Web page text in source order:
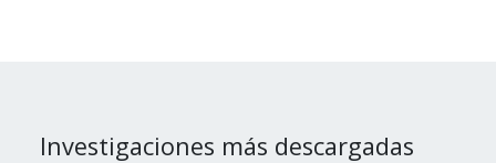
Investigaciones más descargadas